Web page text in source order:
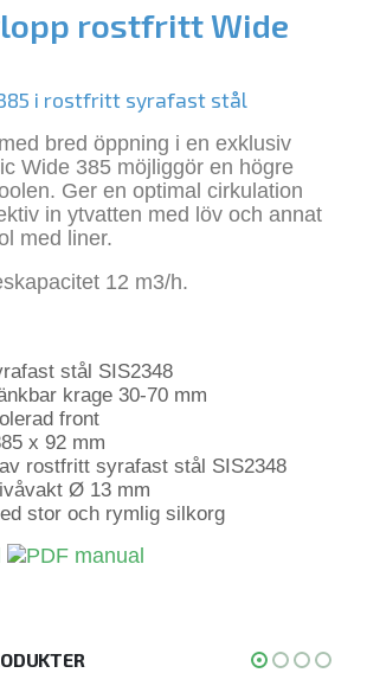
rostfritt Wide
i rostfritt syrafast stål
bred öppning i en exklusiv
Wide 385 möjliggör en högre
Ger en optimal cirkulation
in ytvatten med löv och annat
med liner.
12 m3/h.
stål SIS2348
krage 30-70 mm
front
x 92 mm
rostfritt syrafast stål SIS2348
Ø 13 mm
stor och rymlig silkorg